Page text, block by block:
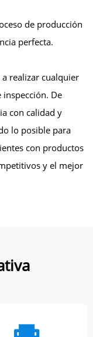
de producción
perfecta.
realizar cualquier
De
con calidad y
lo posible para
con productos
y el mejor